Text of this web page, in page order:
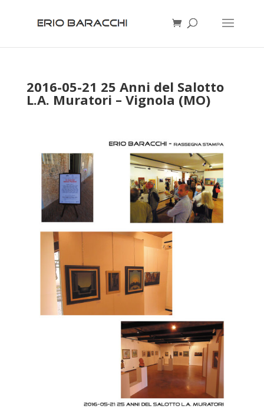
2016-05-21 25 Anni del Salotto
L.A. Muratori – Vignola (MO)